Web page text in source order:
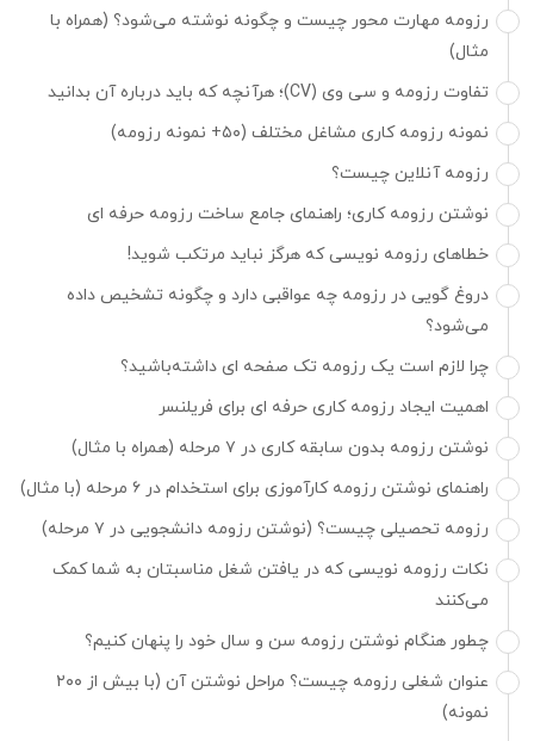
رزومه مهارت محور چیست و چگونه نوشته می‌شود؟ (همراه با
مثال)
تفاوت رزومه و سی وی (CV)؛ هرآنچه که باید درباره آن بدانید
نمونه رزومه کاری مشاغل مختلف (۵۰+ نمونه رزومه)
رزومه آنلاین چیست؟
نوشتن رزومه کاری؛ راهنمای جامع ساخت رزومه حرفه ای
خطاهای رزومه نویسی که هرگز نباید مرتکب شوید!
دروغ گویی در رزومه چه عواقبی دارد و چگونه تشخیص داده
می‌شود؟
چرا لازم است یک رزومه تک صفحه ای داشته‌باشید؟
اهمیت ایجاد رزومه کاری حرفه ای برای فریلنسر
نوشتن رزومه بدون سابقه کاری در ۷ مرحله (همراه با مثال)
راهنمای نوشتن رزومه کارآموزی برای استخدام در ۶ مرحله (با مثال)
رزومه تحصیلی چیست؟ (نوشتن رزومه دانشجویی در ۷ مرحله)
نکات رزومه نویسی که در یافتن شغل مناسبتان به شما کمک
می‌کنند
چطور هنگام نوشتن رزومه سن و سال خود را پنهان کنیم؟
عنوان شغلی رزومه چیست؟ مراحل نوشتن آن (با بیش از ۲۰۰
نمونه)